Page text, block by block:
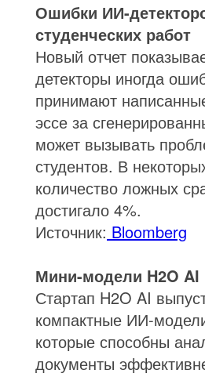
Ошибки ИИ-
студенческих работ
Новый отчет
детекторы иногда
принимают
эссе за
может вызывать
студентов. В
количество ложных
достигало 4%.
Источник: Bloomberg
Мини-модели H2O AI
Стартап H2O AI
компактные ИИ-
которые способны
документы